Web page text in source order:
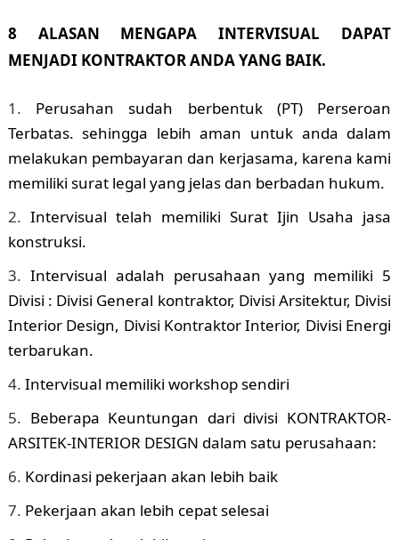
8 ALASAN MENGAPA INTERVISUAL DAPAT
MENJADI KONTRAKTOR ANDA YANG BAIK.
Perusahan sudah berbentuk (PT) Perseroan
Terbatas. sehingga lebih aman untuk anda dalam
melakukan pembayaran dan kerjasama, karena kami
memiliki surat legal yang jelas dan berbadan hukum.
Intervisual telah memiliki Surat Ijin Usaha jasa
konstruksi.
Intervisual adalah perusahaan yang memiliki 5
Divisi : Divisi General kontraktor, Divisi Arsitektur, Divisi
Interior Design, Divisi Kontraktor Interior, Divisi Energi
terbarukan.
Intervisual memiliki workshop sendiri
Beberapa Keuntungan dari divisi KONTRAKTOR-
ARSITEK-INTERIOR DESIGN dalam satu perusahaan:
Kordinasi pekerjaan akan lebih baik
Pekerjaan akan lebih cepat selesai